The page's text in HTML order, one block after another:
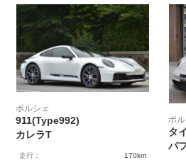
ポルシェ
911(Type992)
カレラT
走行： 170km
ポ
タ